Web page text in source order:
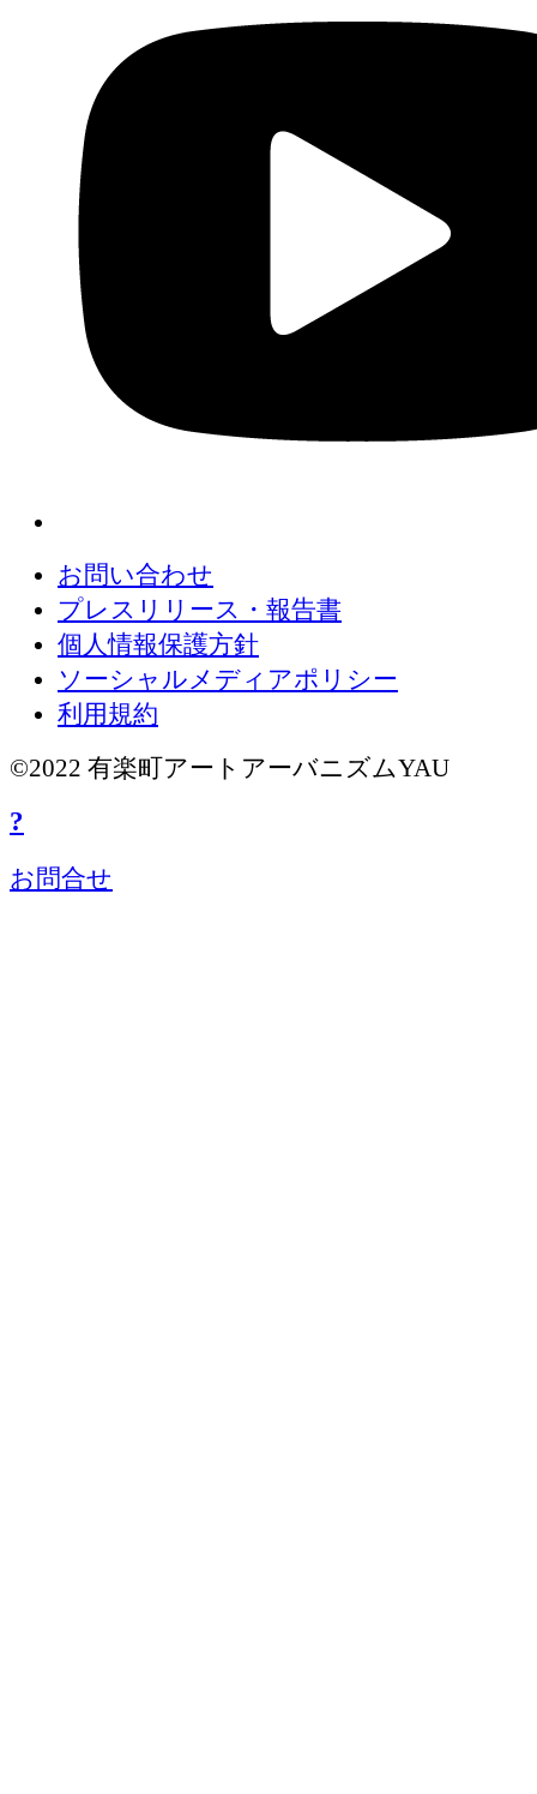
お問い合わせ
プレスリリース・報告書
個人情報保護方針
ソーシャルメディアポリシー
利用規約
©2022 有楽町アートアーバニズムYAU
?
お問合せ